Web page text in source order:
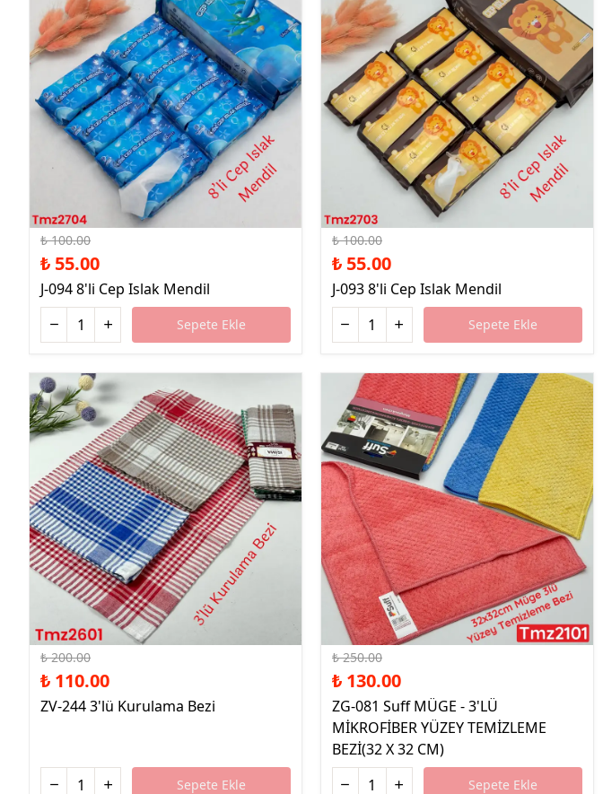
%45 İndirim
₺ 100.00
₺ 55.00
J-094 8'li Cep Islak Mendil
Sepete Ekle
%45 İndirim
₺ 100.00
₺ 55.00
J-093 8'li Cep Islak Mendil
Sepete Ekle
%45 İndirim
₺ 200.00
₺ 110.00
ZV-244 3'lü Kurulama Bezi
Sepete Ekle
%48 İndirim
₺ 250.00
₺ 130.00
ZG-081 Suff MÜGE - 3'LÜ
MİKROFİBER YÜZEY TEMİZLEME
BEZİ(32 X 32 CM)
Sepete Ekle